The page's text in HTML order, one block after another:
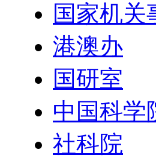
国家机关
港澳办
国研室
中国科学
社科院